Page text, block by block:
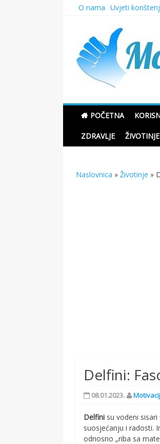
O nama Uvjeti
POČETNA
ZDRAVLJE ŽIVOTINJE
Naslovnica »Životinje »
Delfini:
08.01.2023.
Delfini su vodeni
suosjećanju i radosti.
odnosno „riba sa